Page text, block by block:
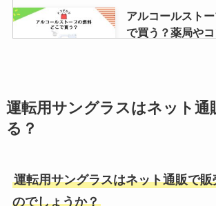
アルコールスト
で買う？薬局や
エアウォールuv
hdmiのタイプc変
運転用サングラスはネット通
る？
運転用サングラスはネット通販で
のでしょうか？